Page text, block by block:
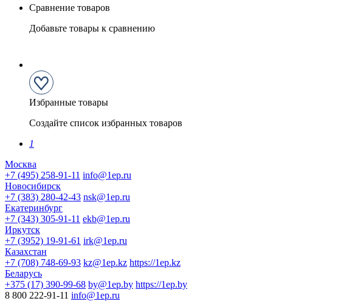
Сравнение товаров
Добавьте товары к сравнению
Избранные товары
Создайте список избранных товаров
1
Москва
+7 (495) 258-91-11 info@1ep.ru
Новосибирск
+7 (383) 280-42-43 nsk@1ep.ru
Екатеринбург
+7 (343) 305-91-11 ekb@1ep.ru
Иркутск
+7 (3952) 19-91-61 irk@1ep.ru
Казахстан
+7 (708) 748-69-93 kz@1ep.kz https://1ep.kz
Беларусь
+375 (17) 390-99-68 by@1ep.by https://1ep.by
8 800 222-91-11 info@1ep.ru